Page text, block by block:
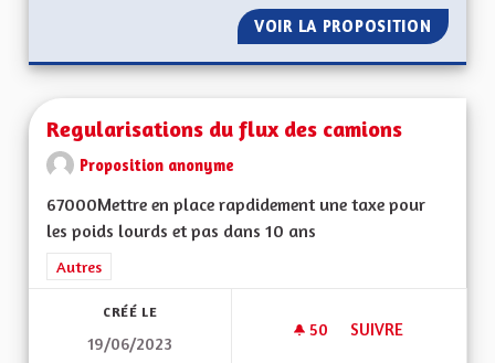
VOIR LA PROPOSITION
Regularisations du flux des camions
Proposition anonyme
67000Mettre en place rapdidement une taxe pour
les poids lourds et pas dans 10 ans
Filtrer les résultats de la catégorie : Autres
Autres
CRÉÉ LE
19/06/2023
50 50 ABONNÉS
SUIVRE